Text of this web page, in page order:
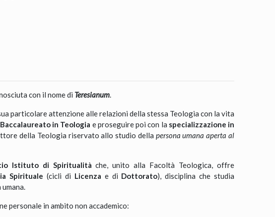
con il nome di Teresianum.
particolare attenzione alle relazioni della stessa Teologia con la vita
Baccalaureato in Teologia e proseguire poi con la specializzazione in
della Teologia riservato allo studio della persona umana aperta al
Istituto di Spiritualità che, unito alla Facoltà Teologica, offre
Spirituale (cicli di Licenza e di Dottorato), disciplina che studia
personale in ambito non accademico: